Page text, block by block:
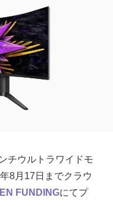
チウルトラワイドモ
8月17日までクラウ
FUNDINGにてプ